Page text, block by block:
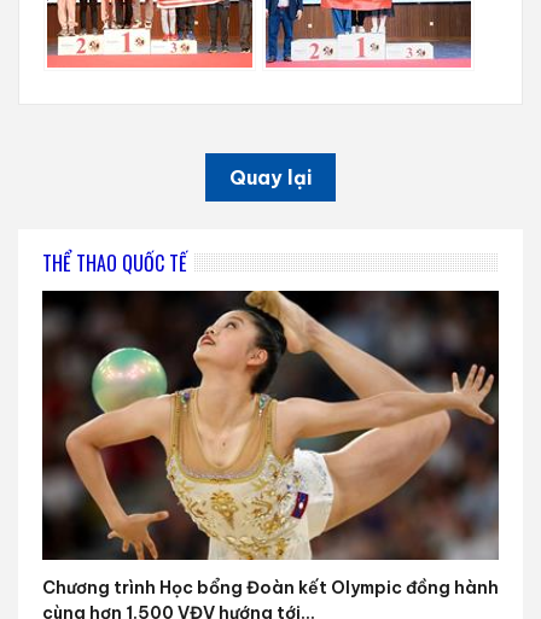
Quay lại
THỂ THAO QUỐC TẾ
Chương trình Học bổng Đoàn kết Olympic đồng hành
cùng hơn 1.500 VĐV hướng tới...